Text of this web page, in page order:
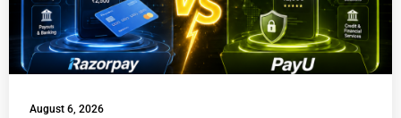
August 6, 2026